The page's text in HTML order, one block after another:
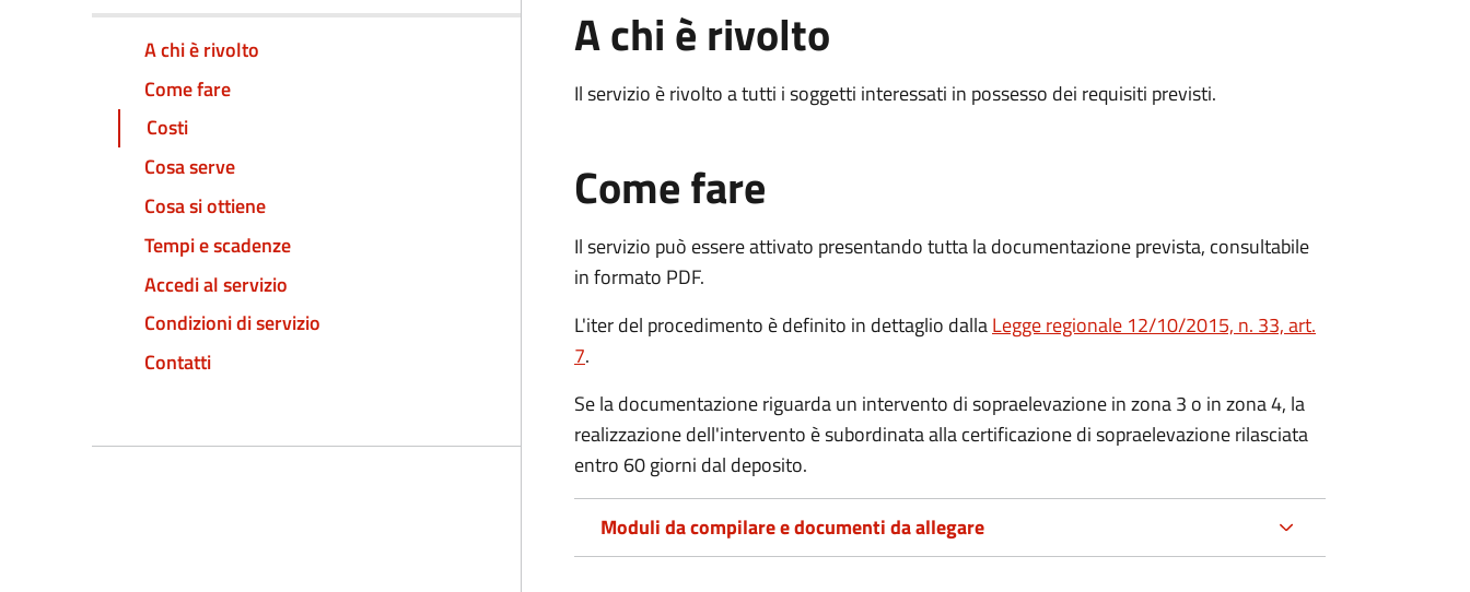
A chi è rivolto
Come fare
Costi
Cosa serve
Cosa si ottiene
Tempi e scadenze
Accedi al servizio
Condizioni di servizio
Contatti
A chi è rivolto
Il servizio è rivolto a tutti i soggetti interessati in possesso dei requisiti previsti.
Come fare
Il servizio può essere attivato presentando tutta la documentazione prevista, consultabile
in formato PDF.
L'iter del procedimento è definito in dettaglio dallaLegge regionale 12/10/2015, n. 33, art.
7.
Se la documentazione riguarda un intervento di sopraelevazione in zona 3 o in zona 4, la
realizzazione dell'intervento è subordinata alla certificazione di sopraelevazione rilasciata
entro 60 giorni dal deposito.
Moduli da compilare e documenti da allegare